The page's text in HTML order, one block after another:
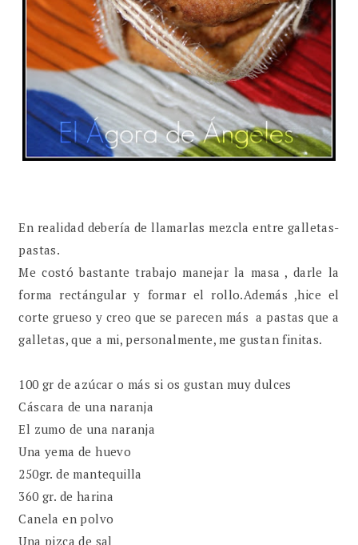
En realidad debería de llamarlas mezcla entre galletas-
pastas.
Me costó bastante trabajo manejar la masa , darle la
forma rectángular y formar el rollo.Además ,hice el
corte grueso y creo que se parecen más a pastas que a
galletas, que a mi, personalmente, me gustan finitas.
100 gr de azúcar o más si os gustan muy dulces
Cáscara de una naranja
El zumo de una naranja
Una yema de huevo
250gr. de mantequilla
360 gr. de harina
Canela en polvo
Una pizca de sal